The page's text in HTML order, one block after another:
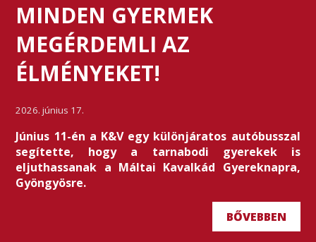
MINDEN GYERMEK
MEGÉRDEMLI AZ
ÉLMÉNYEKET!
2026. június 17.
Június 11-én a K&V egy különjáratos autóbusszal
segítette, hogy a tarnabodi gyerekek is
eljuthassanak a Máltai Kavalkád Gyereknapra,
Gyöngyösre.
BŐVEBBEN